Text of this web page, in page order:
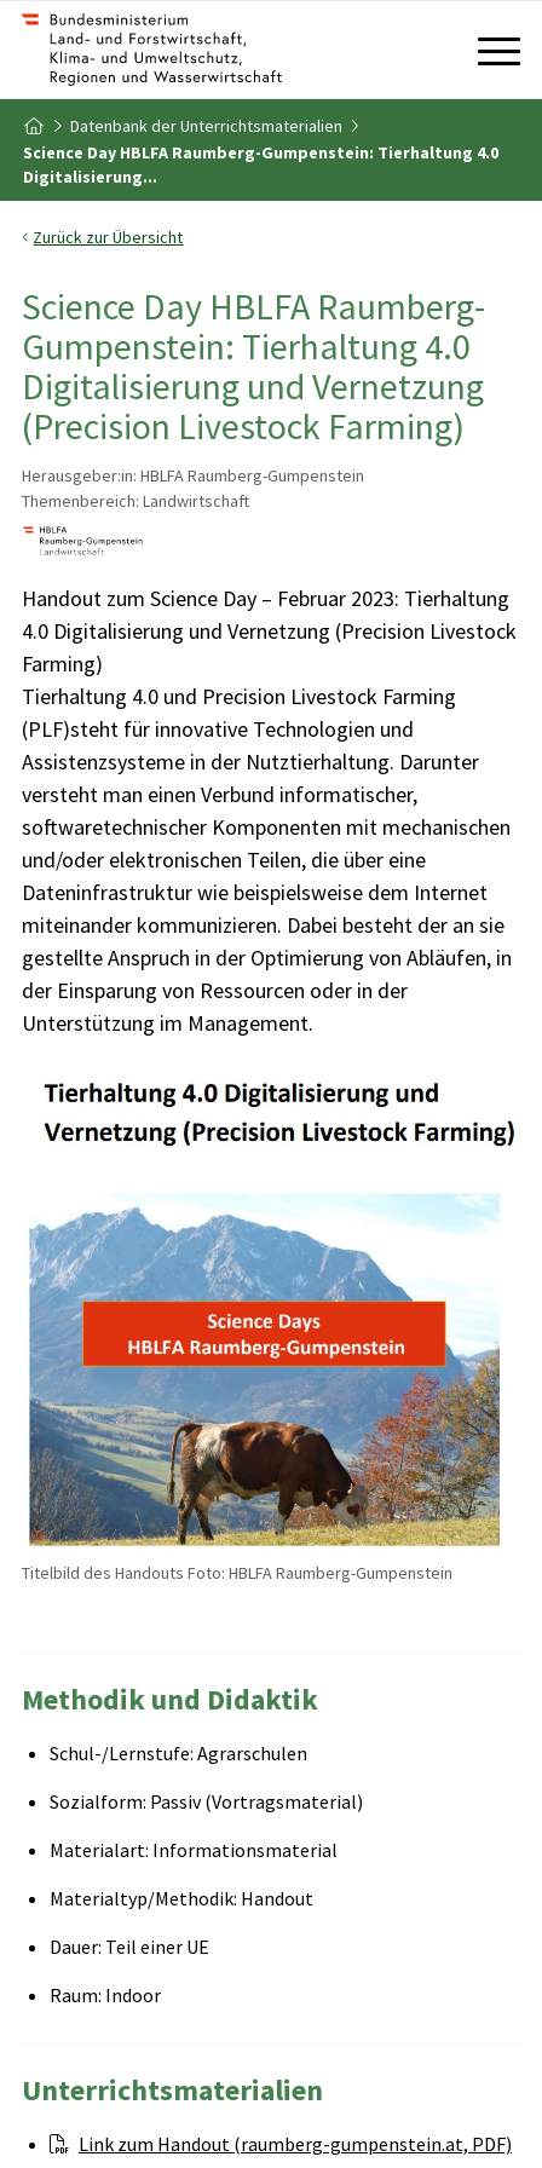
Zum Inhalt
Zum Inhaltsverzeichnis
Zur Startseite
Datenbank der Unterrichtsmaterialien
Science Day HBLFA Raumberg-Gumpenstein: Tierhaltung 4.0
Digitalisierung...
Zurück zur Übersicht
Science Day HBLFA Raumberg-
Gumpenstein: Tierhaltung 4.0
Digitalisierung und Vernetzung
(Precision Livestock Farming)
Herausgeber:in: HBLFA Raumberg-Gumpenstein
Themenbereich: Landwirtschaft
Handout zum Science Day – Februar 2023: Tierhaltung
4.0 Digitalisierung und Vernetzung (Precision Livestock
Farming)
Tierhaltung 4.0 und Precision Livestock Farming
(PLF)steht für innovative Technologien und
Assistenzsysteme in der Nutztierhaltung. Darunter
versteht man einen Verbund informatischer,
softwaretechnischer Komponenten mit mechanischen
und/oder elektronischen Teilen, die über eine
Dateninfrastruktur wie beispielsweise dem Internet
miteinander kommunizieren. Dabei besteht der an sie
gestellte Anspruch in der Optimierung von Abläufen, in
der Einsparung von Ressourcen oder in der
Unterstützung im Management.
Titelbild des Handouts Foto: HBLFA Raumberg-Gumpenstein
Methodik und Didaktik
Schul-/Lernstufe: Agrarschulen
Sozialform: Passiv (Vortragsmaterial)
Materialart: Informationsmaterial
Materialtyp/Methodik: Handout
Dauer: Teil einer UE
Raum: Indoor
Unterrichtsmaterialien
Link zum Handout (raumberg-gumpenstein.at, PDF)